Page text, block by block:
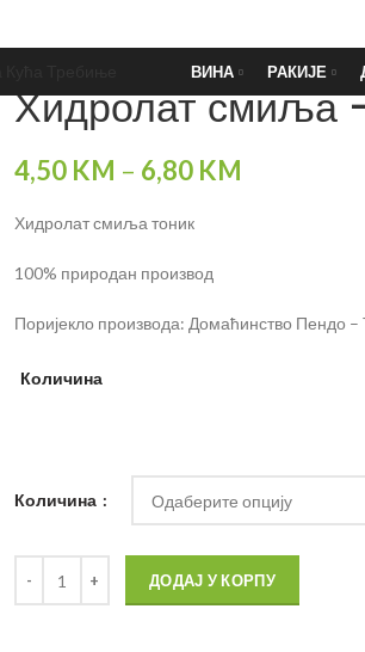
ВИНА РАКИЈЕ
Хидролат смиља
4,50 KM – 6,80 KM
Хидролат смиља тоник
100% природан производ
Поријекло производа: Домаћинство Пендо
Количина
Количина
ДОДАЈ У КОРПУ